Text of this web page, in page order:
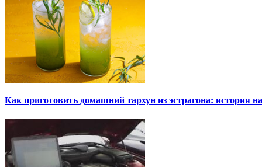
Как приготовить домашний тархун из эстрагона: история